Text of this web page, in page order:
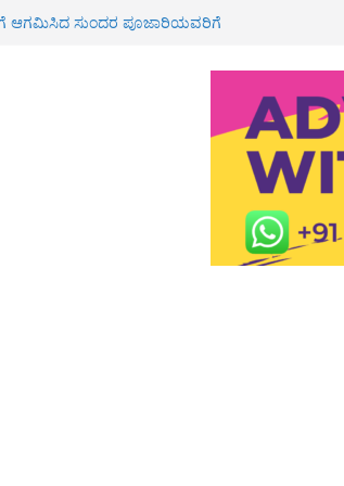
ಆಗಮಿಸಿದ ಸುಂದರ ಪೂಜಾರಿಯವರಿಗೆ
ಲಕ್ಷ ಪರಿಹಾರ ಮಂಜೂರು: ಶಾಸಕ
ಸಚಿವ ಯು.ಟಿ ಖಾದರ್ ಭೇಟಿ<br>